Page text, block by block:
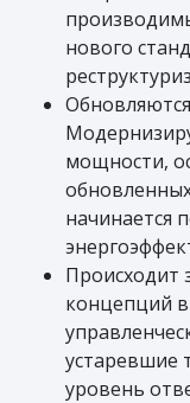
нового
мощности,
начинается
Происходит
концепций
устаревшие
уровень